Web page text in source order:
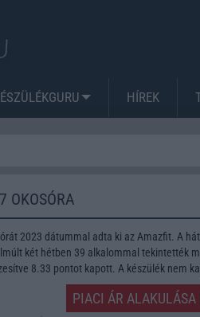
HÍREK
OKOSÓRA
2023 dátummal adta ki az Amazfit. A
két hétben 39 alkalommal tekintették
8.33 pontot kapott. A készülék nem
PIACI ÁR